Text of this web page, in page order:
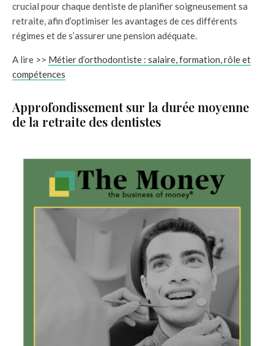
crucial pour chaque dentiste de planifier soigneusement sa
retraite, afin d’optimiser les avantages de ces différents
régimes et de s’assurer une pension adéquate.
A lire >> Métier d’orthodontiste : salaire, formation, rôle et
compétences
Approfondissement sur la durée moyenne
de la retraite des dentistes